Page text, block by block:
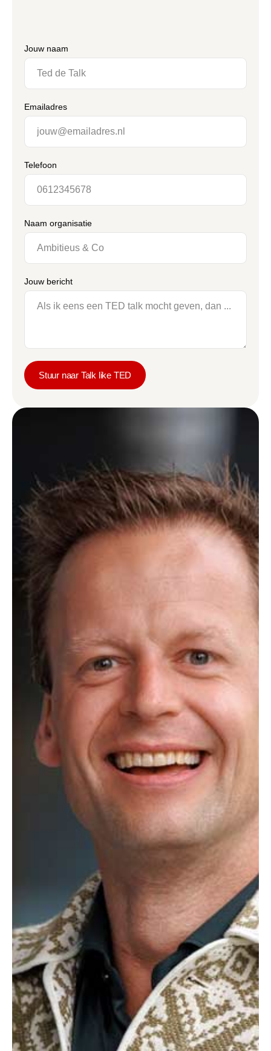
Jouw naam
Emailadres
Telefoon
Naam organisatie
Jouw bericht
Stuur naar Talk like TED